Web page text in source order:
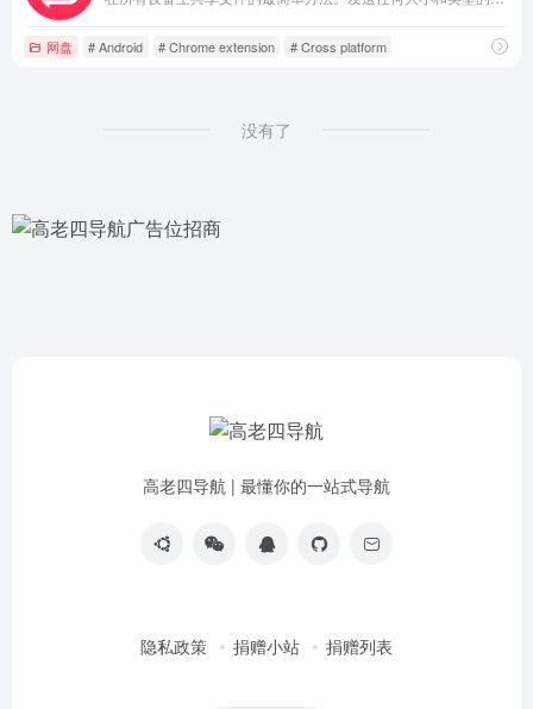
网盘 # Android # Chrome extension # Cross platform
没有了
高老四导航 | 最懂你的一站式导航
隐私政策 捐赠小站 捐赠列表